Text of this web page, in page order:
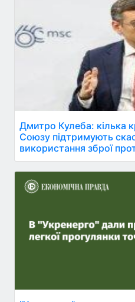
Дмитро Кулеба: кілька
Союзу підтримують
використання зброї